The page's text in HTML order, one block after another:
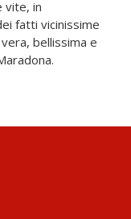
vite, in
fatti vicinissime
bellissima e